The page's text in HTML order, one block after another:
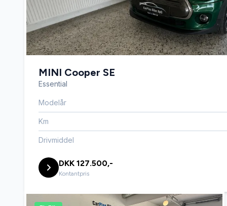
MINI Cooper SE
Essential
Modelår
Km
Drivmiddel
DKK 127.500,-
Kontantpris